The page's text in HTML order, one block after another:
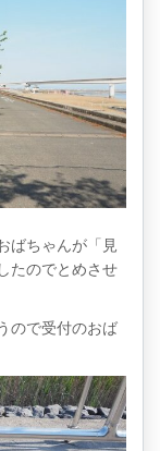
ばちゃんが「見
たのでとめさせ
ので受付のおば